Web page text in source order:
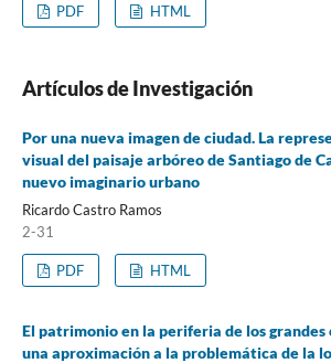
PDF HTML
Artículos de Investigación
Por una nueva imagen de ciudad. La
visual del paisaje arbóreo de Santiago de
nuevo imaginario urbano
Ricardo Castro Ramos
2-31
PDF HTML
El patrimonio en la periferia de los grandes
una aproximación a la problemática de la